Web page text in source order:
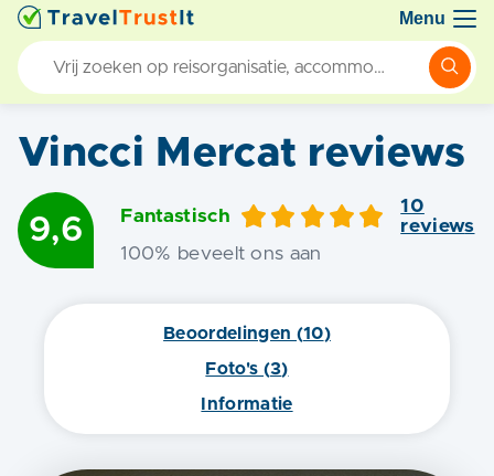
Menu
Vincci Mercat reviews
9,6 Fantastisch
10
reviews
100% beveelt ons aan
Beoordelingen (10)
Foto's (3)
Informatie